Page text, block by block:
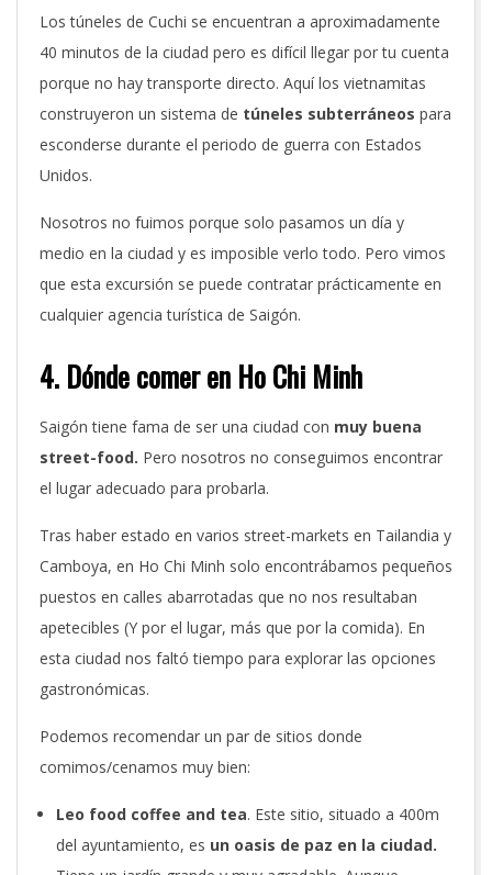
Los túneles de Cuchi se encuentran a aproximadamente
40 minutos de la ciudad pero es difícil llegar por tu cuenta
porque no hay transporte directo. Aquílos vietnamitas
construyeron un sistema de túneles subterráneos para
esconderse durante el periodo de guerra con Estados
Unidos.
Nosotros no fuimos porque solo pasamos un día y
medio en la ciudad y es imposible verlo todo. Pero vimos
que esta excursión se puede contratar prácticamente en
cualquier agencia turística de Saigón.
4. Dónde comer en Ho Chi Minh
Saigón tiene fama de ser una ciudad con muy buena
street-food. Pero nosotros no conseguimos encontrar
el lugar adecuado para probarla.
Tras haber estado en varios street-markets en Tailandia y
Camboya, en Ho Chi Minh solo encontrábamos pequeños
puestos en calles abarrotadas que no nos resultaban
apetecibles (Y por el lugar, más que por la comida). En
esta ciudad nos faltó tiempo para explorar las opciones
gastronómicas.
Podemos recomendar un par de sitios donde
comimos/cenamos muy bien:
Leo food coffee and tea. Este sitio, situado a 400m
del ayuntamiento, es un oasis de paz en la ciudad.